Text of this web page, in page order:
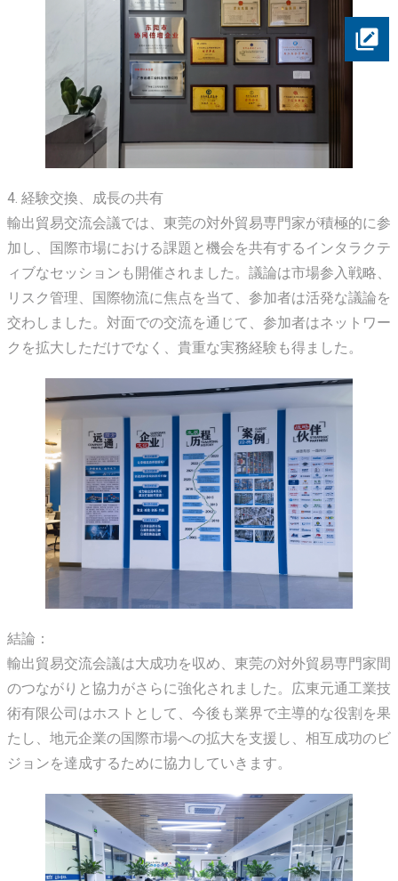
4. 経験交換、成長の共有
輸出貿易交流会議では、東莞の対外貿易専門家が積極的に参
加し、国際市場における課題と機会を共有するインタラクテ
ィブなセッションも開催されました。議論は市場参入戦略、
リスク管理、国際物流に焦点を当て、参加者は活発な議論を
交わしました。対面での交流を通じて、参加者はネットワー
クを拡大しただけでなく、貴重な実務経験も得ました。
結論：
輸出貿易交流会議は大成功を収め、東莞の対外貿易専門家間
のつながりと協力がさらに強化されました。広東元通工業技
術有限公司はホストとして、今後も業界で主導的な役割を果
たし、地元企業の国際市場への拡大を支援し、相互成功のビ
ジョンを達成するために協力していきます。